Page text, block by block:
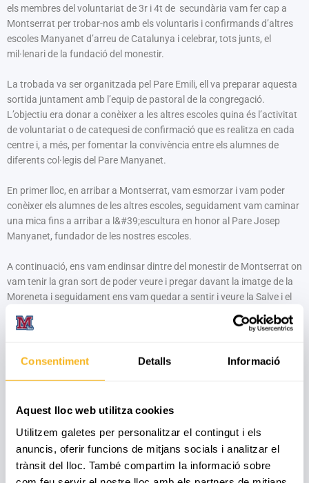
Consentiment Detalls Informació
Aquest lloc web utilitza cookies
Utilitzem galetes per personalitzar el contingut i els
anuncis, oferir funcions de mitjans socials i analitzar el
trànsit del lloc. També compartim la informació sobre
els membres del voluntariat de 3r i 4t de secundària vam fer cap a
Montserrat per trobar-nos amb els voluntaris i confirmands d’altres
escoles Manyanet d’arreu de Catalunya i celebrar, tots junts, el
mil·lenari de la fundació del monestir.
La trobada va ser organitzada pel Pare Emili, ell va preparar aquesta
sortida juntament amb l’equip de pastoral de la congregació.
L’objectiu era donar a conèixer a les altres escoles quina és l’activitat
de voluntariat o de catequesi de confirmació que es realitza en cada
centre i, a més, per fomentar la convivència entre els alumnes de
diferents col·legis del Pare Manyanet.
En primer lloc, en arribar a Montserrat, vam esmorzar i vam poder
conèixer els alumnes de les altres escoles, seguidament vam caminar
una mica fins a arribar a l&#39;escultura en honor al Pare Josep
Manyanet, fundador de les nostres escoles.
A continuació, ens vam endinsar dintre del monestir de Montserrat on
vam tenir la gran sort de poder veure i pregar davant la imatge de la
Moreneta i seguidament ens vam quedar a sentir i veure la Salve i el
lleure amb els nostres companys i companyes de Reus, donant un
Moltes emocions i activitats per gravar en el nostre cor i com diu el
lema d’enguany: “Fins al cor i més enllà”.